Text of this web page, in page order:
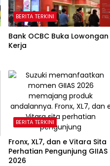
BERITA TERKINI
Bank OCBC Buka Lowongan
Kerja
BERITA TERKINI
Fronx, XL7, dan e Vitara Sita
Perhatian Pengunjung GIIAS
2026